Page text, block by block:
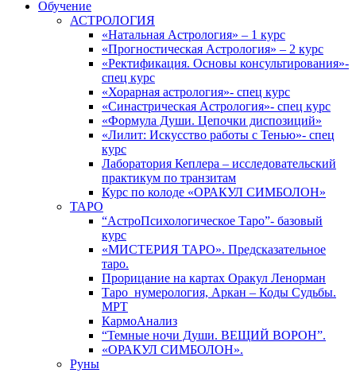
Обучение
АСТРОЛОГИЯ
«Натальная Астрология» – 1 курс
«Прогностическая Астрология» – 2 курс
«Ректификация. Основы консультирования»-
спец курс
«Хорарная астрология»- спец курс
«Синастрическая Астрология»- спец курс
«Формула Души. Цепочки диспозиций»
«Лилит: Искусство работы с Тенью»- спец
курс
Лаборатория Кеплера – исследовательский
практикум по транзитам
Курс по колоде «ОРАКУЛ СИМБОЛОН»
ТАРО
“АстроПсихологическое Таро”- базовый
курс
«МИСТЕРИЯ ТАРО». Предсказательное
таро.
Прорицание на картах Оракул Ленорман
Таро_нумерология, Аркан – Коды Судьбы.
МРТ
КармоАнализ
“Темные ночи Души. ВЕЩИЙ ВОРОН”.
«ОРАКУЛ СИМБОЛОН».
Руны